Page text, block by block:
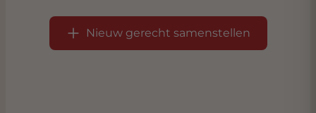
Nieuw gerecht samenstellen